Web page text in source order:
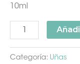
10ml
Categoría: Uñas